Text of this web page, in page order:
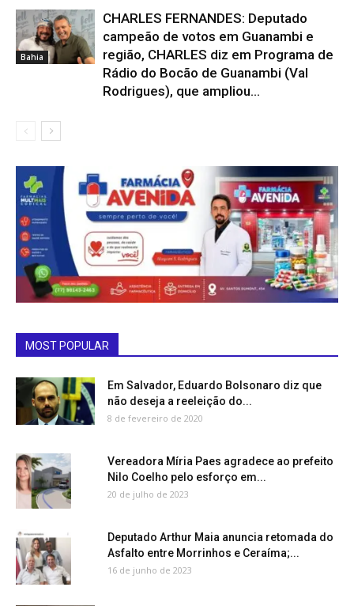
Bahia
CHARLES FERNANDES: Deputado
campeão de votos em Guanambi e
região, CHARLES diz em Programa de
Rádio do Bocão de Guanambi (Val
Rodrigues), que ampliou...
MOST POPULAR
Em Salvador, Eduardo Bolsonaro diz que
não deseja a reeleição do...
8 de fevereiro de 2020
Vereadora Míria Paes agradece ao prefeito
Nilo Coelho pelo esforço em...
20 de julho de 2023
Deputado Arthur Maia anuncia retomada do
Asfalto entre Morrinhos e Ceraíma;...
16 de junho de 2023